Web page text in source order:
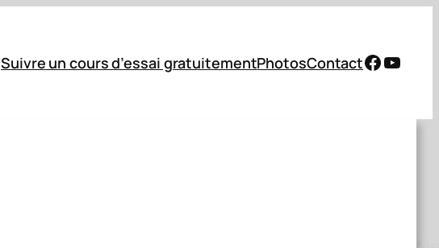
Suivre un cours d’essai gratuitementPhotosContact